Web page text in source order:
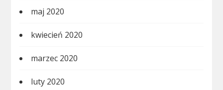
maj 2020
kwiecień 2020
marzec 2020
luty 2020